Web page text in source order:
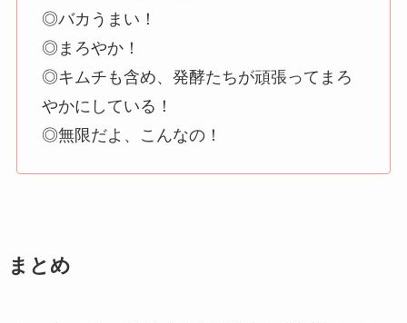
◎バカうまい！
◎まろやか！
◎キムチも含め、発酵たちが頑張ってまろ
やかにしている！
◎無限だよ、こんなの！
まとめ